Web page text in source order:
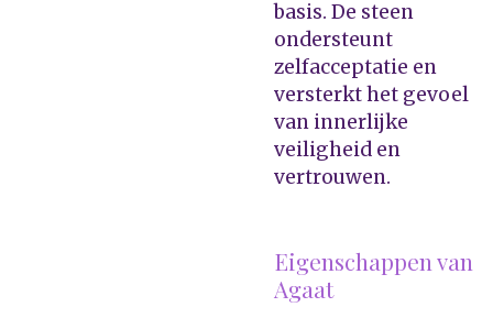
basis. De steen
ondersteunt
zelfacceptatie en
versterkt het gevoel
van innerlijke
veiligheid en
vertrouwen.
Eigenschappen van
Agaat